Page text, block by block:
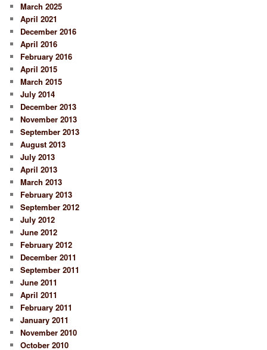
March 2025
April 2021
December 2016
April 2016
February 2016
April 2015
March 2015
July 2014
December 2013
November 2013
September 2013
August 2013
July 2013
April 2013
March 2013
February 2013
September 2012
July 2012
June 2012
February 2012
December 2011
September 2011
June 2011
April 2011
February 2011
January 2011
November 2010
October 2010